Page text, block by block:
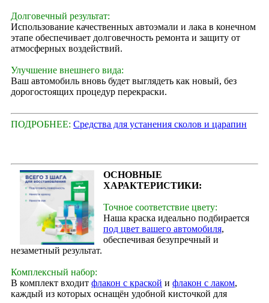
Долговечный результат:
Использование качественных автоэмали и лака в конечном
этапе обеспечивает долговечность ремонта и защиту от
атмосферных воздействий.
Улучшение внешнего вида:
Ваш автомобиль вновь будет выглядеть как новый, без
дорогостоящих процедур перекраски.
ПОДРОБНЕЕ: Средства для устанения сколов и царапин
ОСНОВНЫЕ
ХАРАКТЕРИСТИКИ:
Точное соответствие цвету:
Наша краска идеально подбирается
под цвет вашего автомобиля,
обеспечивая безупречный и
незаметный результат.
Комплексный набор:
В комплект входит флакон с краской и флакон с лаком,
каждый из которых оснащён удобной кисточкой для